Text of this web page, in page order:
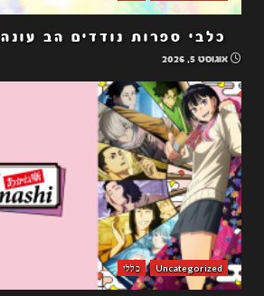
כלבי ספרות נודדים הב עונה 2 פרקים 5-1
אוגוסט 5, 2026
Uncategorized כללי